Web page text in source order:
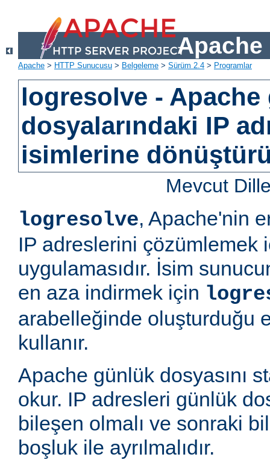
Apache
Apache > HTTP Sunucusu > Belgeleme > Sürüm 2.4 > Programlar
logresolve -
dosyalarındaki IP
isimlerine
Mevcut
logresolve, Apache'nin
IP adreslerini çözümlemek
uygulamasıdır. İsim
en aza indirmek için
arabelleğinde oluşturduğu
kullanır.
Apache günlük dosyasını
okur. IP adresleri günlük
bileşen olmalı ve sonraki
boşluk ile ayrılmalıdır.